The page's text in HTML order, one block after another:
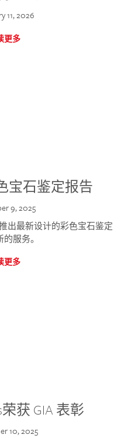
11, 2026
更多
宝石鉴定报告
9, 2025
出最新设计的彩色宝石鉴定
服务。
更多
荣获 GIA 表彰
10, 2025